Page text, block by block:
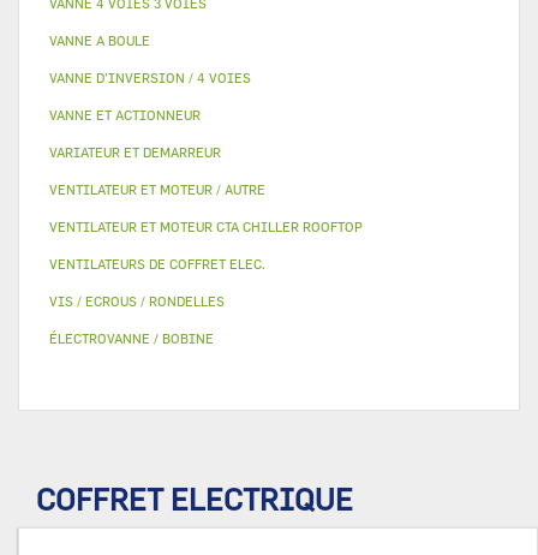
VANNE A BOULE
VANNE D’INVERSION / 4 VOIES
VANNE ET ACTIONNEUR
VARIATEUR ET DEMARREUR
VENTILATEUR ET MOTEUR / AUTRE
VENTILATEUR ET MOTEUR CTA CHILLER ROOFTOP
VENTILATEURS DE COFFRET ELEC.
VIS / ECROUS / RONDELLES
ÉLECTROVANNE / BOBINE
COFFRET ELECTRIQUE